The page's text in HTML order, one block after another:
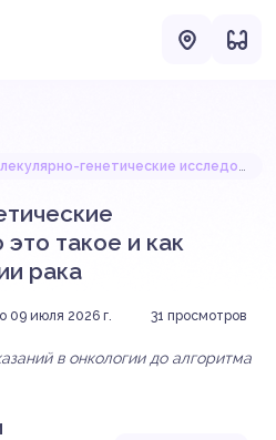
генетические исследования: что это такое и как помогают в лечении рака
такое и как
рака
09 июля 2026 г. 31 просмотров
в онкологии до алгоритма